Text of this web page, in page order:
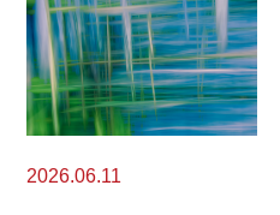
2026.06.11